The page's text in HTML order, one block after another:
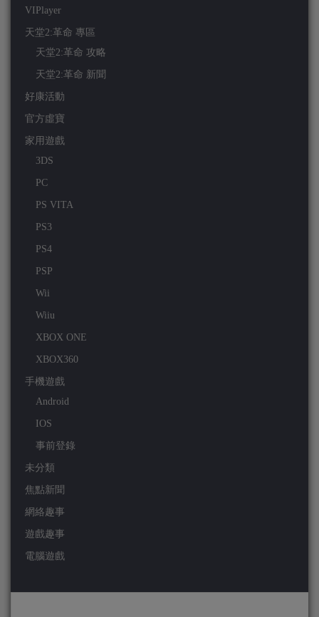
VIPlayer
天堂2:革命 專區
天堂2:革命 攻略
天堂2:革命 新聞
好康活動
官方虛寶
家用遊戲
3DS
PC
PS VITA
PS3
PS4
PSP
Wii
Wiiu
XBOX ONE
XBOX360
手機遊戲
Android
IOS
事前登錄
未分類
焦點新聞
網絡趣事
遊戲趣事
電腦遊戲